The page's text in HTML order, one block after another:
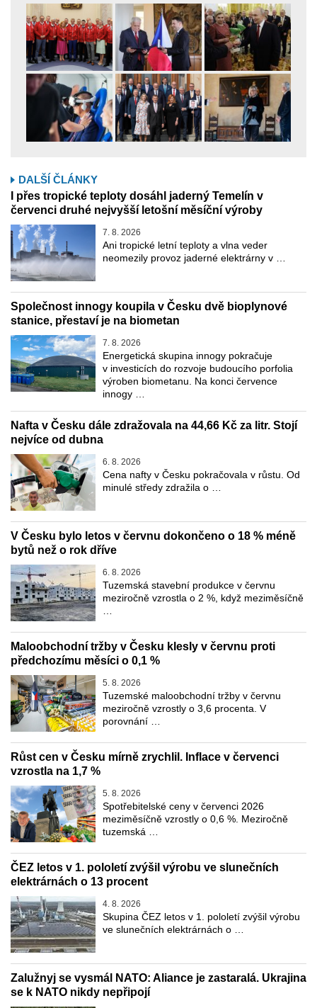
DALŠÍ ČLÁNKY
I přes tropické teploty dosáhl jaderný Temelín v
červenci druhé nejvyšší letošní měsíční výroby
7. 8. 2026
Ani tropické letní teploty a vlna veder
neomezily provoz jaderné elektrárny v …
Společnost innogy koupila v Česku dvě bioplynové
stanice, přestaví je na biometan
7. 8. 2026
Energetická skupina innogy pokračuje
v investicích do rozvoje budoucího porfolia
výroben biometanu. Na konci července
innogy …
Nafta v Česku dále zdražovala na 44,66 Kč za litr. Stojí
nejvíce od dubna
6. 8. 2026
Cena nafty v Česku pokračovala v růstu. Od
minulé středy zdražila o …
V Česku bylo letos v červnu dokončeno o 18 % méně
bytů než o rok dříve
6. 8. 2026
Tuzemská stavební produkce v červnu
meziročně vzrostla o 2 %, když meziměsíčně
Maloobchodní tržby v Česku klesly v červnu proti
předchozímu měsíci o 0,1 %
5. 8. 2026
Tuzemské maloobchodní tržby v červnu
meziročně vzrostly o 3,6 procenta. V
porovnání …
Růst cen v Česku mírně zrychlil. Inflace v červenci
vzrostla na 1,7 %
5. 8. 2026
Spotřebitelské ceny v červenci 2026
meziměsíčně vzrostly o 0,6 %. Meziročně
tuzemská …
ČEZ letos v 1. pololetí zvýšil výrobu ve slunečních
elektrárnách o 13 procent
4. 8. 2026
Skupina ČEZ letos v 1. pololetí zvýšil výrobu
ve slunečních elektrárnách o …
Zalužnyj se vysmál NATO: Aliance je zastaralá. Ukrajina
se k NATO nikdy nepřipojí